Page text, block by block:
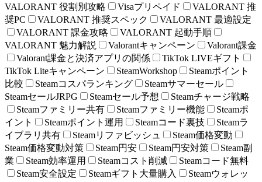
VALORANT 役割別攻略
Visaプリペイド
VALORANT 推
奨PC
VALORANT 推奨スペック
VALORANT 最適設定
VALORANT 課金攻略
VALORANT 起動手順
VALORANT 魅力解説
Valorantキャンペーン
Valorant課金
Valorant課金と決済アプリの関係
TikTok LIVEギフト
TikTok Liteキャンペーン
SteamWorkshop
Steamポイント
比較
Steamコスパランキング
Steamサマーセール
SteamセールJRPG
Steamセール予想
Steamチャージ戦略
Steamファミリー共有
Steamファミリー機能
Steamポ
イント
Steamポイント運用 Steamコード裏技
Steamラ
イブラリ共有
Steamリファビッシュ
Steam価格変動
Steam価格変動対策
Steam円安 Steam円安対策
Steam副
業
Steam効率運用 Steamコスト削減
Steamコード無料
Steam安全設定
Steamギフト大量購入
Steamウォレッ